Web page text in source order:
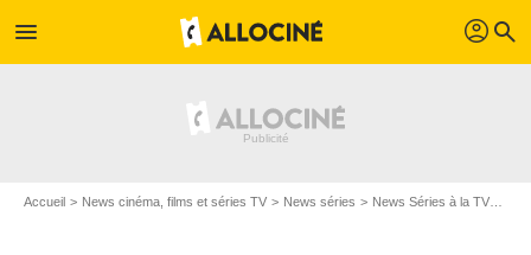
menu profil search
Accueil News cinéma, films et séries TV News séries News Séries à la TV